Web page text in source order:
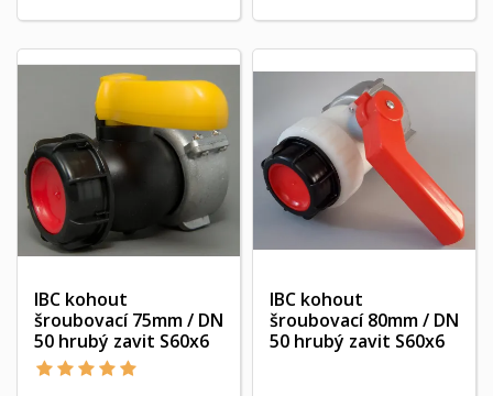
IBC kohout
šroubovací 75mm / DN
50 hrubý zavit S60x6
IBC kohout
šroubovací 80mm / DN
50 hrubý zavit S60x6